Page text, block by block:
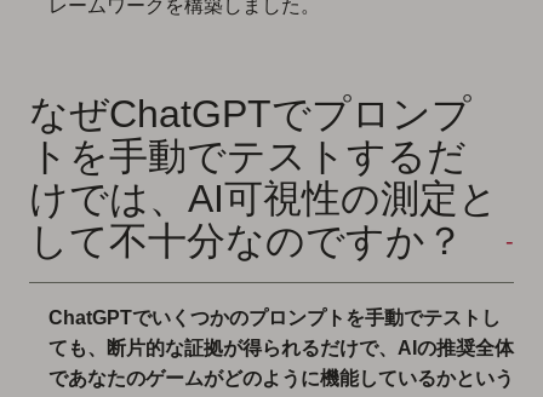
レームワークを構築しました。
なぜChatGPTでプロンプ
トを手動でテストするだ
けでは、AI可視性の測定と
して不十分なのですか？
ChatGPTでいくつかのプロンプトを手動でテストし
ても、断片的な証拠が得られるだけで、AIの推奨全体
であなたのゲームがどのように機能しているかという